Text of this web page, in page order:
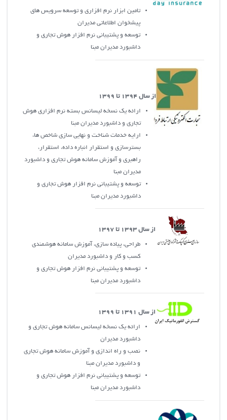
تامین ابزار نرم افزاری و توسعه سرویس های
پیشخوان اطلاعاتی مدیران
توسعه و پشتيباني نرم افزار هوش تجاري و
داشبورد مديران مبنا
از سال 1394 تا 1399
ارائه يک نسخه ليسانس بسته نرم افزاري هوش
تجاري و داشبورد مديران مبنا
ارایه خدمات شناخت و نهایی سازی شاخص ها،
بسترسازی و استقرار انباره داده، استقرار،
راهبری و آموزش سامانه هوش تجاری و داشبورد
مدیران مبنا
توسعه و پشتيباني نرم افزار هوش تجاري و
داشبورد مديران مبنا
از سال 1393 تا 1397
طراحي، پياده سازي، آموزش سامانه هوشمندي
کسب و کار و داشبورد مديران
توسعه و پشتيباني نرم افزار هوش تجاري و
داشبورد مديران مبنا
از سال 1391 تا 1399
ارائه يک نسخه ليسانس سامانه هوش تجاري و
داشبورد مديران
نصب و راه اندازي و آموزش سامانه هوش تجاري
و داشبورد مديران مبنا
توسعه و پشتيباني نرم افزار هوش تجاري و
داشبورد مديران مبنا